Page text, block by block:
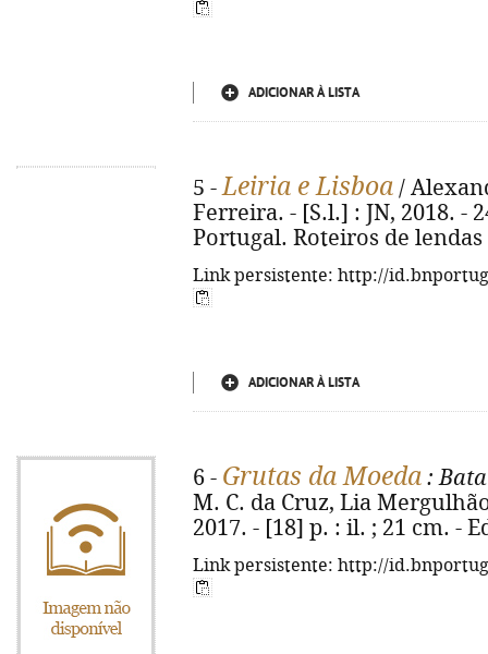
ADICIONAR À LISTA
5 -Leiria e Lisboa /
Ferreira. - [S.l.] : JN, 2018. -
Portugal. Roteiros de lendas
Link persistente: http://
ADICIONAR À LISTA
6 - Grutas da Moeda :
M. C. da Cruz, Lia
2017. - [18] p. : il. ; 21 cm. -
Link persistente: http://